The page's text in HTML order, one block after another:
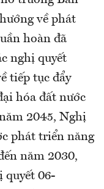
về phát
hoàn đã
nghị quyết
tiếp tục đẩy
hóa đất nước
2045, Nghị
phát triển năng
năm 2030,
quyết 06-